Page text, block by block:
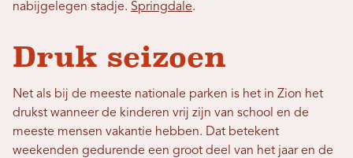
nabijgelegen stadje. Springdale.
Druk seizoen
Net als bij de meeste nationale parken is het in Zion het
drukst wanneer de kinderen vrij zijn van school en de
meeste mensen vakantie hebben. Dat betekent
weekenden gedurende een groot deel van het jaar en de